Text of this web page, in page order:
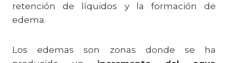
retención de líquidos y la formación de
edema.
Los edemas son zonas donde se ha